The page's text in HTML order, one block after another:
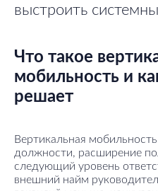
выстроить
Что такое
мобильность и
решает
Вертикальная
должности, расширение
следующий уровень
внешний найм